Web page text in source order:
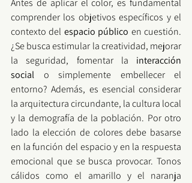
Antes de aplicar el color, es fundamental
comprender los objetivos específicos y el
contexto del espacio público en cuestión.
¿Se busca estimular la creatividad, mejorar
la seguridad, fomentar la interacción
social o simplemente embellecer el
entorno? Además, es esencial considerar
la arquitectura circundante, la cultura local
y la demografía de la población. Por otro
lado la elección de colores debe basarse
en la función del espacio y en la respuesta
emocional que se busca provocar. Tonos
cálidos como el amarillo y el naranja